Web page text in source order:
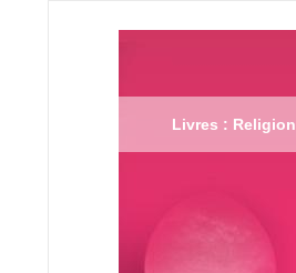
Livres : Religion